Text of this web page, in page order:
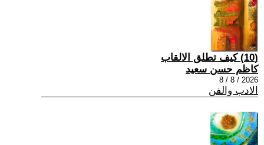
(10) كيف تطلق الالقاب
كاظم حسن سعيد
2026 / 8 / 8
الادب والفن